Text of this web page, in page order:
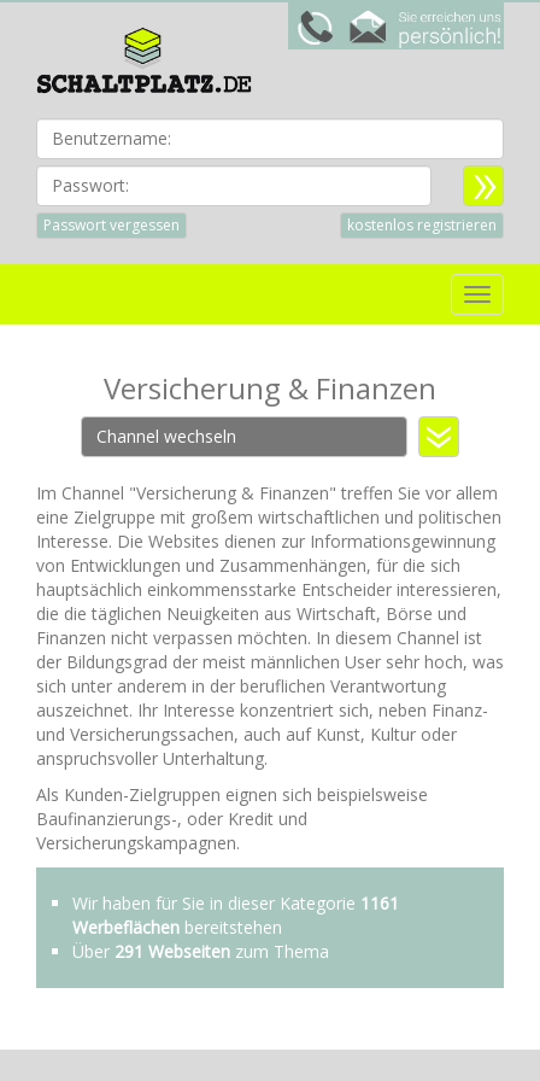
Passwort:
Passwort vergessen kostenlos registrieren
Toggle
Versicherung & Finanzen
Channel wechseln
Im Channel "Versicherung & Finanzen" treffen Sie vor allem
eine Zielgruppe mit großem wirtschaftlichen und politischen
Interesse. Die Websites dienen zur Informationsgewinnung
von Entwicklungen und Zusammenhängen, für die sich
hauptsächlich einkommensstarke Entscheider interessieren,
die die täglichen Neuigkeiten aus Wirtschaft, Börse und
Finanzen nicht verpassen möchten. In diesem Channel ist
der Bildungsgrad der meist männlichen User sehr hoch, was
sich unter anderem in der beruflichen Verantwortung
auszeichnet. Ihr Interesse konzentriert sich, neben Finanz-
und Versicherungssachen, auch auf Kunst, Kultur oder
anspruchsvoller Unterhaltung.
Als Kunden-Zielgruppen eignen sich beispielsweise
Baufinanzierungs-, oder Kredit und
Versicherungskampagnen.
Wir haben für Sie in dieser Kategorie 1161
Werbeflächen bereitstehen
Über 291 Webseiten zum Thema